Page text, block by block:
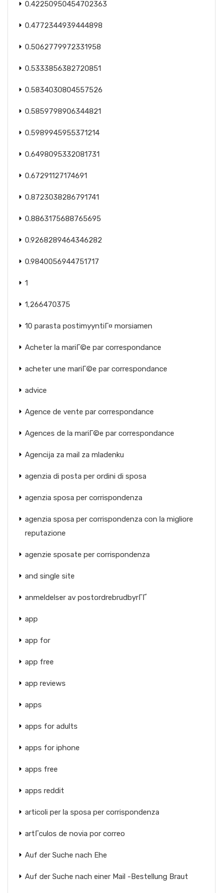
0.42250950454702363
0.4772344939444898
0.5062779972331958
0.5333856382720851
0.5834030804557526
0.5859798906344821
0.5989945955371214
0.6498095332081731
0.67291127174691
0.8723038286791741
0.8863175688765695
0.9268289464346282
0.9840056944751717
1
1,266470375
10 parasta postimyyntiГ¤ morsiamen
Acheter la mariГ©e par correspondance
acheter une mariГ©e par correspondance
advice
Agence de vente par correspondance
Agences de la mariГ©e par correspondance
Agencija za mail za mladenku
agenzia di posta per ordini di sposa
agenzia sposa per corrispondenza
agenzia sposa per corrispondenza con la migliore
reputazione
agenzie sposate per corrispondenza
and single site
anmeldelser av postordrebrudbyrГҐ
app
app for
app free
app reviews
apps
apps for adults
apps for iphone
apps free
apps reddit
articoli per la sposa per corrispondenza
artГ­culos de novia por correo
Auf der Suche nach Ehe
Auf der Suche nach einer Mail -Bestellung Braut